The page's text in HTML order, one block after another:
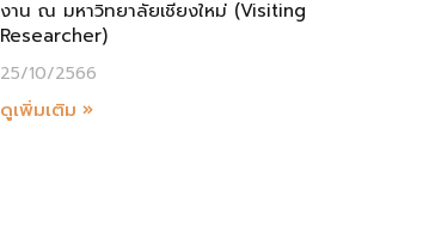
งาน ณ มหาวิทยาลัยเชียงใหม่ (Visiting
Researcher)
25/10/2566
ดูเพิ่มเติม »